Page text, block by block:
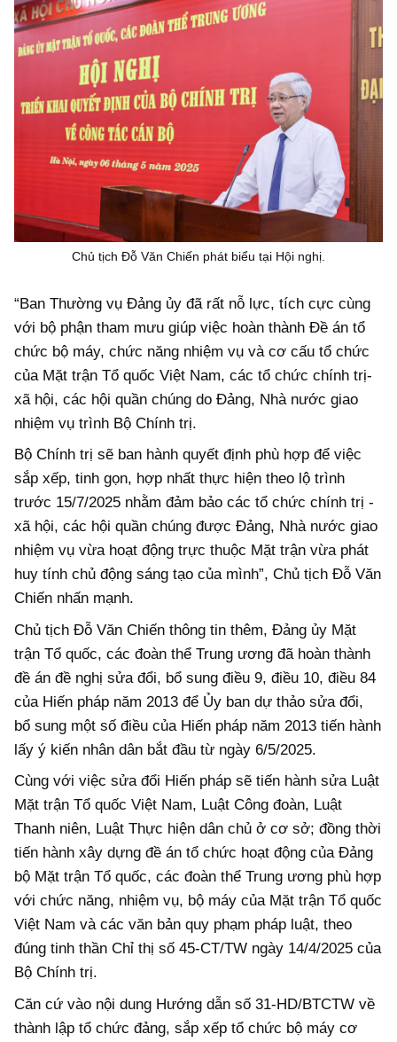
Chủ tịch Đỗ Văn Chiến phát biểu tại Hội nghị.
“Ban Thường vụ Đảng ủy đã rất nỗ lực, tích cực cùng
với bộ phận tham mưu giúp việc hoàn thành Đề án tổ
chức bộ máy, chức năng nhiệm vụ và cơ cấu tổ chức
của Mặt trận Tổ quốc Việt Nam, các tổ chức chính trị-
xã hội, các hội quần chúng do Đảng, Nhà nước giao
nhiệm vụ trình Bộ Chính trị.
Bộ Chính trị sẽ ban hành quyết định phù hợp để việc
sắp xếp, tinh gọn, hợp nhất thực hiện theo lộ trình
trước 15/7/2025 nhằm đảm bảo các tổ chức chính trị -
xã hội, các hội quần chúng được Đảng, Nhà nước giao
nhiệm vụ vừa hoạt động trực thuộc Mặt trận vừa phát
huy tính chủ động sáng tạo của mình”, Chủ tịch Đỗ Văn
Chiến nhấn mạnh.
Chủ tịch Đỗ Văn Chiến thông tin thêm, Đảng ủy Mặt
trận Tổ quốc, các đoàn thể Trung ương đã hoàn thành
đề án đề nghị sửa đổi, bổ sung điều 9, điều 10, điều 84
của Hiến pháp năm 2013 để Ủy ban dự thảo sửa đổi,
bổ sung một số điều của Hiến pháp năm 2013 tiến hành
lấy ý kiến nhân dân bắt đầu từ ngày 6/5/2025.
Cùng với việc sửa đổi Hiến pháp sẽ tiến hành sửa Luật
Mặt trận Tổ quốc Việt Nam, Luật Công đoàn, Luật
Thanh niên, Luật Thực hiện dân chủ ở cơ sở; đồng thời
tiến hành xây dựng đề án tổ chức hoạt động của Đảng
bộ Mặt trận Tổ quốc, các đoàn thể Trung ương phù hợp
với chức năng, nhiệm vụ, bộ máy của Mặt trận Tổ quốc
Việt Nam và các văn bản quy phạm pháp luật, theo
đúng tinh thần Chỉ thị số 45-CT/TW ngày 14/4/2025 của
Bộ Chính trị.
Căn cứ vào nội dung Hướng dẫn số 31-HD/BTCTW về
thành lập tổ chức đảng, sắp xếp tổ chức bộ máy cơ